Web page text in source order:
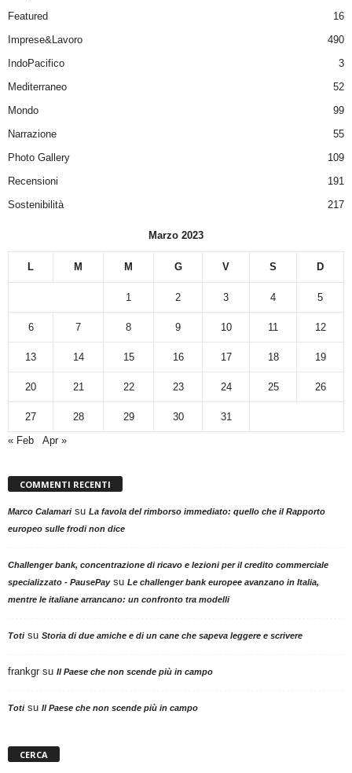
Featured
16
Imprese&Lavoro
490
IndoPacifico
3
Mediterraneo
52
Mondo
99
Narrazione
55
Photo Gallery
109
Recensioni
191
Sostenibilità
217
Marzo 2023
L M M G V S D
1 2 3 4 5
6 7 8 9 10 11 12
13 14 15 16 17 18 19
20 21 22 23 24 25 26
27 28 29 30
31
« Feb
Apr »
COMMENTI RECENTI
Marco Calamarisu La favola del rimborso immediato: quello che il Rapporto
europeo sulle frodi non dice
Challenger bank, concentrazione di ricavo e lezioni per il credito commerciale
specializzato - PausePaysu Le challenger bank europee avanzano in Italia,
mentre le italiane arrancano: un confronto tra modelli
Totisu Storia di due amiche e di un cane che sapeva leggere e scrivere
frankgr su Il Paese che non scende più in campo
Totisu Il Paese che non scende più in campo
CERCA